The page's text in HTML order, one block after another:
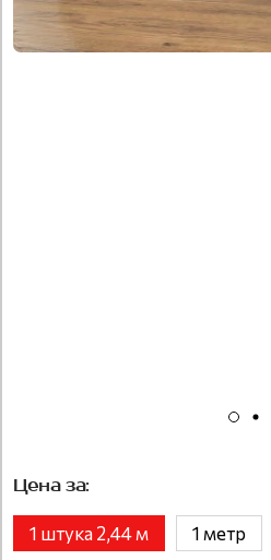
Цена за:
1 штука 2,44 м 1 метр